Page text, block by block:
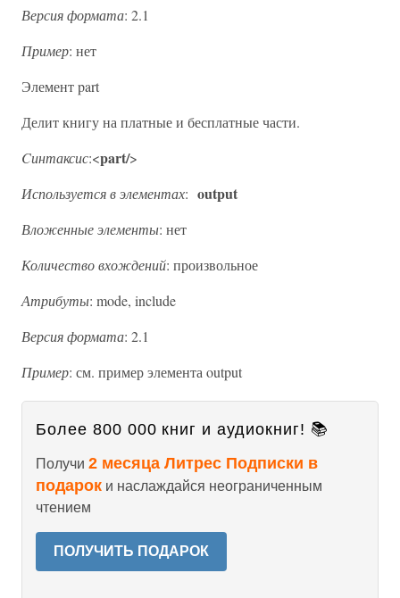
Версия формата: 2.1
Пример: нет
Элемент part
Делит книгу на платные и бесплатные части.
Cинтаксис:<part/>
Используется в элементах: output
Вложенные элементы: нет
Количество вхождений: произвольное
Атрибуты: mode, include
Версия формата: 2.1
Пример: см. пример элемента output
Более 800 000 книг и аудиокниг! 📚
Получи 2 месяца Литрес Подписки в
подарок и наслаждайся неограниченным
чтением
ПОЛУЧИТЬ ПОДАРОК